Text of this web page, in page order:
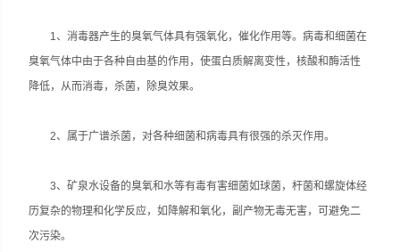
1、消毒器产生的臭氧气体具有强氧化，催化作用等。病毒和细菌在
臭氧气体中由于各种自由基的作用，使蛋白质解离变性，核酸和酶活性
降低，从而消毒，杀菌，除臭效果。
2、属于广谱杀菌，对各种细菌和病毒具有很强的杀灭作用。
3、矿泉水设备的臭氧和水等有毒有害细菌如球菌，杆菌和螺旋体经
历复杂的物理和化学反应，如降解和氧化，副产物无毒无害，可避免二
次污染。